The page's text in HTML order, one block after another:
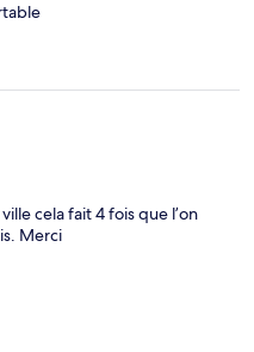
cela fait 4 fois que l’on
Merci